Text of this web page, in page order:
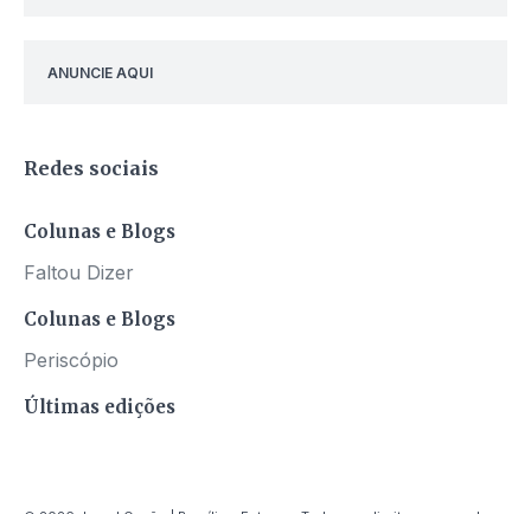
ANUNCIE AQUI
Redes sociais
Colunas e Blogs
Faltou Dizer
Colunas e Blogs
Periscópio
Últimas edições